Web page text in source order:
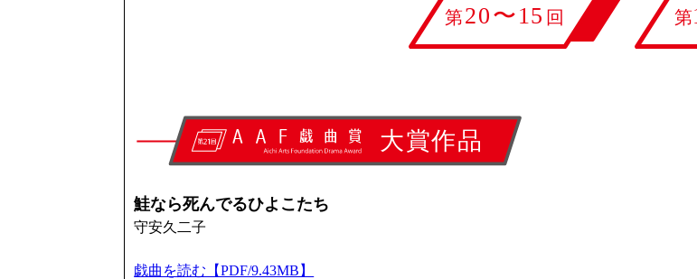
鮭なら死んでるひよこたち
守安久二子
戯曲を読む【PDF/9.43MB】